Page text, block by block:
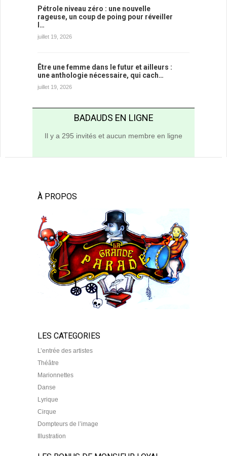
Pétrole niveau zéro : une nouvelle
rageuse, un coup de poing pour réveiller
l…
juillet 19, 2026
Être une femme dans le futur et ailleurs :
une anthologie nécessaire, qui cach…
juillet 19, 2026
BADAUDS EN LIGNE
Il y a 295 invités et aucun membre en ligne
À PROPOS
LES CATEGORIES
L’entrée des artistes
Théâtre
Marionnettes
Danse
Lyrique
Cirque
Dompteurs de l’image
Illustration